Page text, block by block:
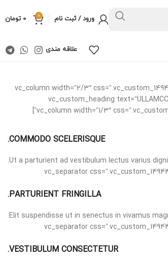
ورود / ثبت نام 0
0 تومان
علاقه مندی
[/vc_column][/vc_row][vc_row content_placement=”middle” css=”.vc_custom_1494491695681{margin-bottom: 6vh
20px !important;}”][vc_custom_heading
COMMODO SCELERISQUE.
Ut a parturient ad vestibulum lectus varius
[vc_separator css=”.vc_custom_1494428989644{margin-bottom: 30px !important;}”][/
PARTURIENT FRINGILLA.
Elit suspendisse ut in senectus in vivamus
[vc_separator css=”.vc_custom_1494428989644{margin-bottom: 30px !important;}”][/
VESTIBULUM CONSECTETUR.